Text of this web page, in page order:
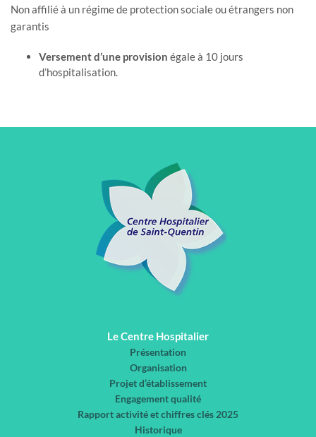
Non affilié à un régime de protection sociale ou étrangers non
garantis
Versement d’une provision égale à 10 jours
d’hospitalisation.
Le Centre Hospitalier
Présentation
Organisation
Projet d’établissement
Engagement qualité
Rapport activité et chiffres clés 2025
Historique